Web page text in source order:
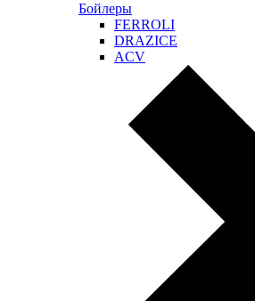
Бойлеры
FERROLI
DRAZICE
ACV